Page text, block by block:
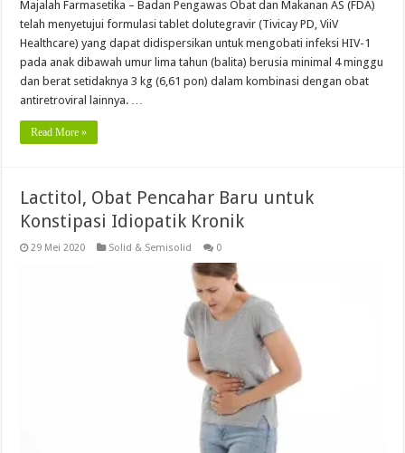
Majalah Farmasetika – Badan Pengawas Obat dan Makanan AS (FDA)
telah menyetujui formulasi tablet dolutegravir (Tivicay PD, ViiV
Healthcare) yang dapat didispersikan untuk mengobati infeksi HIV-1
pada anak dibawah umur lima tahun (balita) berusia minimal 4 minggu
dan berat setidaknya 3 kg (6,61 pon) dalam kombinasi dengan obat
antiretroviral lainnya. …
Read More »
Lactitol, Obat Pencahar Baru untuk
Konstipasi Idiopatik Kronik
29 Mei 2020 Solid & Semisolid 0